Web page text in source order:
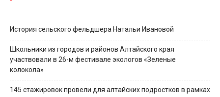
История сельского фельдшера Натальи Ивановой
Школьники из городов и районов Алтайского края
участвовали в 26-м фестивале экологов «Зеленые
колокола»
145 стажировок провели для алтайских подростков в рамках